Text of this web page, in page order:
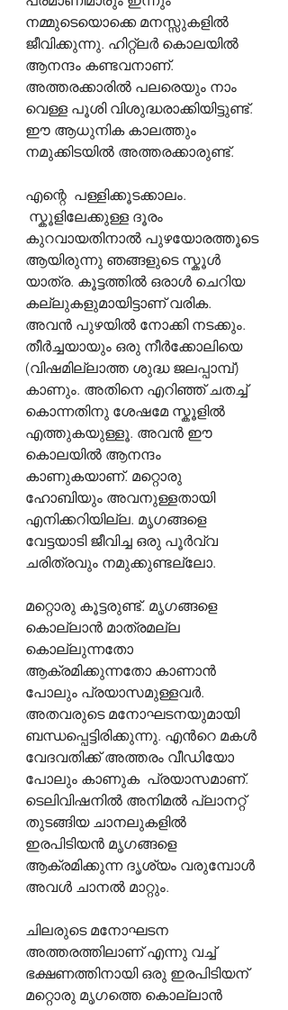
നമ്മുടെയൊക്കെ മനസ്സുകളിൽ
ജീവിക്കുന്നു. ഹിറ്റ്ലർ കൊലയിൽ
ആനന്ദം കണ്ടവനാണ്.
അത്തരക്കാരിൽ പലരെയും നാം
വെള്ള പൂശി വിശുദ്ധരാക്കിയിട്ടുണ്ട്.
ഈ ആധുനിക കാലത്തും
നമുക്കിടയിൽ അത്തരക്കാരുണ്ട്.
എന്റെ  പള്ളിക്കൂടക്കാലം.
സ്കൂളിലേക്കുള്ള ദൂരം
കുറവായതിനാൽ പുഴയോരത്തൂടെ
ആയിരുന്നു ഞങ്ങളുടെ സ്കൂൾ
യാത്ര. കൂട്ടത്തിൽ ഒരാൾ ചെറിയ
കല്ലുകളുമായിട്ടാണ് വരിക.
അവൻ പുഴയിൽ നോക്കി നടക്കും.
തീർച്ചയായും ഒരു നീർക്കോലിയെ
(വിഷമില്ലാത്ത ശുദ്ധ ജലപ്പാമ്പ്)
കാണും. അതിനെ എറിഞ്ഞ് ചതച്ച്
കൊന്നതിനു ശേഷമേ സ്കൂളിൽ
എത്തുകയുള്ളൂ. അവൻ ഈ
കൊലയിൽ ആനന്ദം
കാണുകയാണ്. മറ്റൊരു
ഹോബിയും അവനുള്ളതായി
എനിക്കറിയില്ല. മൃഗങ്ങളെ
വേട്ടയാടി ജീവിച്ച ഒരു പൂർവ്വ
ചരിത്രവും നമുക്കുണ്ടല്ലോ.
മറ്റൊരു കൂട്ടരുണ്ട്. മൃഗങ്ങളെ
കൊല്ലാൻ മാത്രമല്ല
കൊല്ലുന്നതോ
ആക്രമിക്കുന്നതോ കാണാൻ
പോലും പ്രയാസമുള്ളവർ.
അതവരുടെ മനോഘടനയുമായി
ബന്ധപ്പെട്ടിരിക്കുന്നു. എൻറെ മകൾ
വേദവതിക്ക് അത്തരം വീഡിയോ
പോലും കാണുക  പ്രയാസമാണ്.
ടെലിവിഷനിൽ അനിമൽ പ്ലാനറ്റ്
തുടങ്ങിയ ചാനലുകളിൽ
ഇരപിടിയൻ മൃഗങ്ങളെ
ആക്രമിക്കുന്ന ദൃശ്യം വരുമ്പോൾ
അവൾ ചാനൽ മാറ്റും.
ചിലരുടെ മനോഘടന
അത്തരത്തിലാണ് എന്നു വച്ച്
ഭക്ഷണത്തിനായി ഒരു ഇരപിടിയന്
മറ്റൊരു മൃഗത്തെ കൊല്ലാൻ